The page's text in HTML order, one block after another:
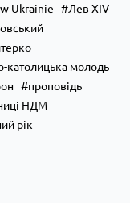
Ukrainie
Лев XIV
католицька молодь
проповідь
НДМ
рік